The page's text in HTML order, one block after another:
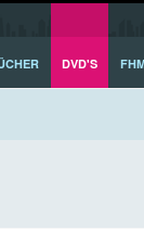
DVD'S